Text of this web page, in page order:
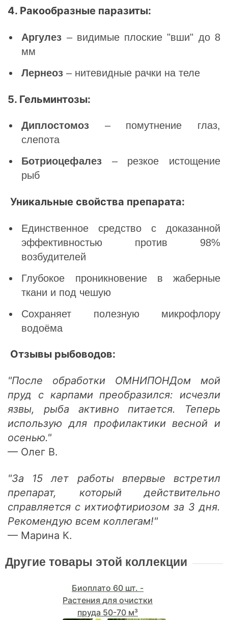
4. Ракообразные паразиты:
Аргулез – видимые плоские "вши" до 8
мм
Лернеоз – нитевидные рачки на теле
5. Гельминтозы:
Диплостомоз – помутнение глаз,
слепота
Ботриоцефалез – резкое истощение
рыб
Уникальные свойства препарата:
Единственное средство с доказанной
эффективностью против 98%
возбудителей
Глубокое проникновение в жаберные
ткани и под чешую
Сохраняет полезную микрофлору
водоёма
Отзывы рыбоводов:
"После обработки ОМНИПОНДом мой
пруд с карпами преобразился: исчезли
язвы, рыба активно питается. Теперь
использую для профилактики весной и
осенью."
— Олег В.
"За 15 лет работы впервые встретил
препарат, который действительно
справляется с ихтиофтириозом за 3 дня.
Рекомендую всем коллегам!"
— Марина К.
Другие товары этой коллекции
Биоплато 60 шт. -
Растения для очистки
пруда 50-70 м³